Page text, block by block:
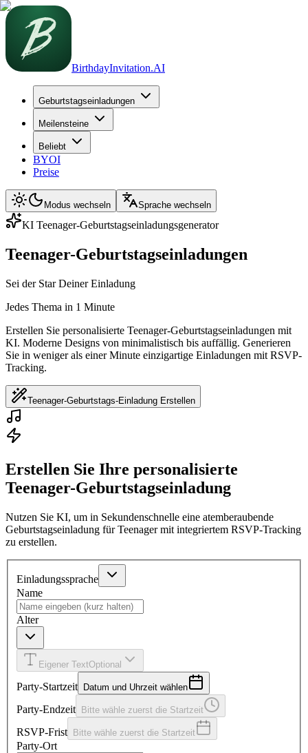
BirthdayInvitation.AI
Geburtstagseinladungen
Meilensteine
Beliebt
BYOI
Preise
Modus wechseln Sprache wechseln
KI Teenager-Geburtstagseinladungsgenerator
Teenager-Geburtstagseinladungen
Sei der Star Deiner Einladung
Jedes Thema in 1 Minute
Erstellen Sie personalisierte Teenager-Geburtstagseinladungen mit
KI. Moderne Designs von minimalistisch bis auffällig. Generieren
Sie in weniger als einer Minute einzigartige Einladungen mit RSVP-
Tracking.
Teenager-Geburtstags-Einladung Erstellen
Erstellen Sie Ihre personalisierte
Teenager-Geburtstagseinladung
Nutzen Sie KI, um in Sekundenschnelle eine atemberaubende
Geburtstagseinladung für Teenager mit integriertem RSVP-Tracking
zu erstellen.
Einladungssprache
Name
Alter
Eigener TextOptional
Party-Startzeit Datum und Uhrzeit wählen
Party-Endzeit Bitte wähle zuerst die Startzeit
RSVP-Frist Bitte wähle zuerst die Startzeit
Party-Ort